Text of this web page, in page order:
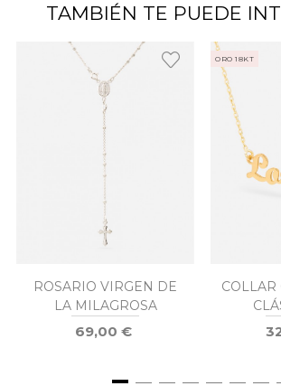
TAMBIÉN TE PUEDE
ROSARIO VIRGEN DE
LA MILAGROSA
69,00 €
ORO 18KT